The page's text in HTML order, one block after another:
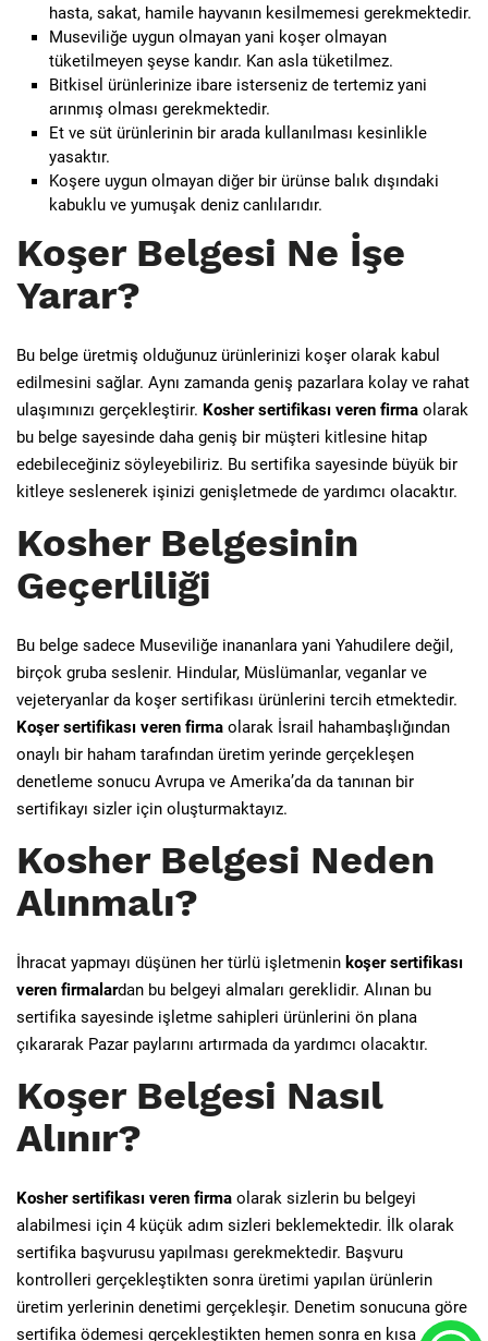
hasta, sakat, hamile hayvanın kesilmemesi gerekmektedir.
Museviliğe uygun olmayan yani koşer olmayan
tüketilmeyen şeyse kandır. Kan asla tüketilmez.
Bitkisel ürünlerinize ibare isterseniz de tertemiz yani
arınmış olması gerekmektedir.
Et ve süt ürünlerinin bir arada kullanılması kesinlikle
yasaktır.
Koşere uygun olmayan diğer bir ürünse balık dışındaki
kabuklu ve yumuşak deniz canlılarıdır.
Koşer Belgesi Ne İşe
Yarar?
Bu belge üretmiş olduğunuz ürünlerinizi koşer olarak kabul
edilmesini sağlar. Aynı zamanda geniş pazarlara kolay ve rahat
ulaşımınızı gerçekleştirir. Kosher sertifikası veren firma olarak
bu belge sayesinde daha geniş bir müşteri kitlesine hitap
edebileceğiniz söyleyebiliriz. Bu sertifika sayesinde büyük bir
kitleye seslenerek işinizi genişletmede de yardımcı olacaktır.
Kosher Belgesinin
Geçerliliği
Bu belge sadece Museviliğe inananlara yani Yahudilere değil,
birçok gruba seslenir. Hindular, Müslümanlar, veganlar ve
vejeteryanlar da koşer sertifikası ürünlerini tercih etmektedir.
Koşer sertifikası veren firma olarak İsrail hahambaşlığından
onaylı bir haham tarafından üretim yerinde gerçekleşen
denetleme sonucu Avrupa ve Amerika’da da tanınan bir
sertifikayı sizler için oluşturmaktayız.
Kosher Belgesi Neden
Alınmalı?
İhracat yapmayı düşünen her türlü işletmenin koşer sertifikası
veren firmalardan bu belgeyi almaları gereklidir. Alınan bu
sertifika sayesinde işletme sahipleri ürünlerini ön plana
çıkararak Pazar paylarını artırmada da yardımcı olacaktır.
Koşer Belgesi Nasıl
Alınır?
Kosher sertifikası veren firma olarak sizlerin bu belgeyi
alabilmesi için 4 küçük adım sizleri beklemektedir. İlk olarak
sertifika başvurusu yapılması gerekmektedir. Başvuru
kontrolleri gerçekleştikten sonra üretimi yapılan ürünlerin
üretim yerlerinin denetimi gerçekleşir. Denetim sonucuna göre
sertifika ödemesi gerçekleştikten hemen sonra en kısa